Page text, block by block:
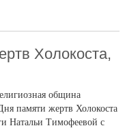
Холокоста,
община
памяти жертв Холокоста
Натальи Тимофеевой с